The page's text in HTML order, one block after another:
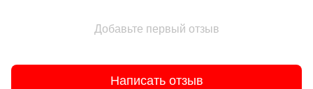
Добавьте первый отзыв
Написать отзыв